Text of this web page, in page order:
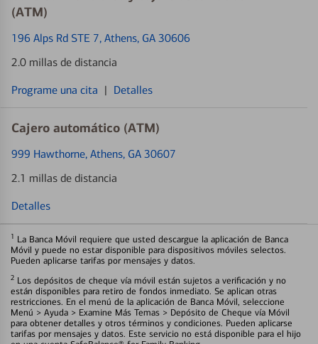
(ATM)
196 Alps Rd STE 7, Athens, GA 30606
2.0 millas de distancia
Programe una cita | Detalles
Cajero automático (ATM)
999 Hawthorne, Athens, GA 30607
2.1 millas de distancia
Detalles
1 La Banca Móvil requiere que usted descargue la aplicación de Banca
Móvil y puede no estar disponible para dispositivos móviles selectos.
Pueden aplicarse tarifas por mensajes y datos.
2 Los depósitos de cheque vía móvil están sujetos a verificación y no
están disponibles para retiro de fondos inmediato. Se aplican otras
restricciones. En el menú de la aplicación de Banca Móvil, seleccione
Menú > Ayuda > Examine Más Temas > Depósito de Cheque vía Móvil
para obtener detalles y otros términos y condiciones. Pueden aplicarse
tarifas por mensajes y datos. Este servicio no está disponible para el hijo